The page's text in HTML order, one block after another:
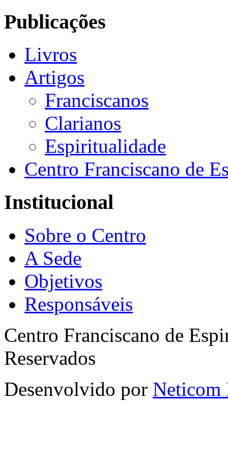
Publicações
Livros
Artigos
Franciscanos
Clarianos
Espiritualidade
Centro Franciscano de
Institucional
Sobre o Centro
A Sede
Objetivos
Responsáveis
Centro Franciscano de
Reservados
Desenvolvido por Neticom